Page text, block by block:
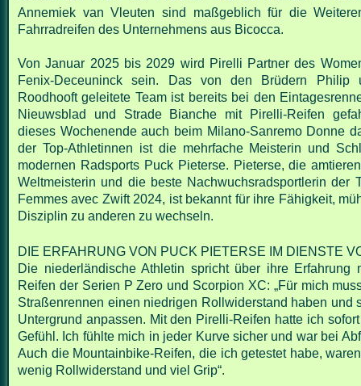
Annemiek van Vleuten sind maßgeblich für die
Fahrradreifen des Unternehmens aus Bicocca.
Von Januar 2025 bis 2029 wird Pirelli Partner des
Fenix-Deceuninck sein.
Das von den Brüdern Philip
Roodhooft geleitete Team ist bereits bei den
Nieuwsblad und Strade Bianche mit Pirelli-Reifen
dieses Wochenende auch beim Milano-Sanremo Donne
der Top-Athletinnen ist die mehrfache Meisterin und
modernen Radsports Puck Pieterse. Pieterse, die
Weltmeisterin und die beste Nachwuchsradsportlerin der
Femmes avec Zwift 2024, ist bekannt für ihre Fähigkeit,
Disziplin zu anderen zu wechseln.
DIE ERFAHRUNG VON PUCK PIETERSE IM DIENSTE
Die niederländische Athletin spricht über ihre Erfahrung
Reifen der Serien PZero und Scorpion XC: „Für mich
Straßenrennen einen niedrigen Rollwiderstand haben und
Untergrund anpassen. Mit den Pirelli-Reifen hatte ich
Gefühl. Ich fühlte mich in jeder Kurve sicher und war bei
Auch die Mountainbike-Reifen, die ich getestet habe,
wenig Rollwiderstand und viel Grip“.